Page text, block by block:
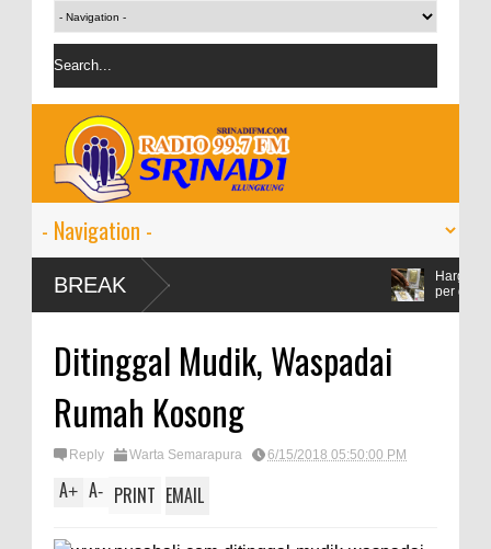
BREAK
Harga emas Antam
per gram
persen
Ditinggal Mudik, Waspadai
Rumah Kosong
Reply Warta Semarapura 6/15/2018 05:50:00 PM
A+ A- PRINT EMAIL